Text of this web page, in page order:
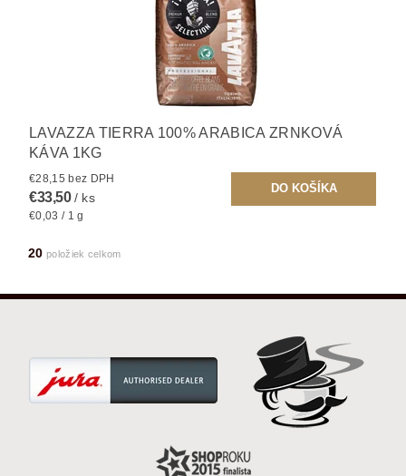
LAVAZZA TIERRA 100% ARABICA ZRNKOVÁ
KÁVA 1KG
€28,15 bez DPH
€33,50/ ks
€0,03 / 1 g
20 položiek celkom